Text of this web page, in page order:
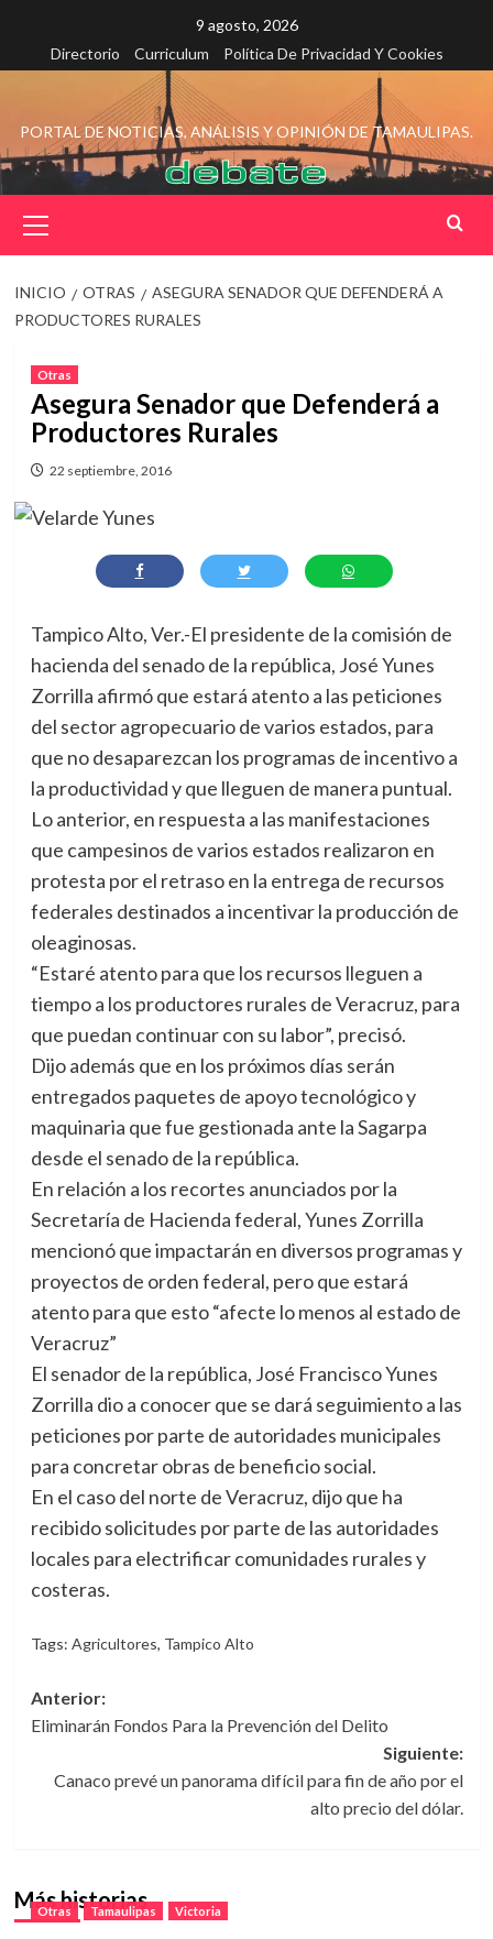
contenido
9 agosto, 2026
Directorio
Curriculum Política De Privacidad Y Cookies
PORTAL DE NOTICIAS, ANÁLISIS Y OPINIÓN DE TAMAULIPAS.
principal
INICIO OTRAS
ASEGURA SENADOR QUE DEFENDERÁ A
PRODUCTORES RURALES
Otras
Asegura Senador que Defenderá a
Productores Rurales
22 septiembre, 2016
Tampico Alto, Ver.-El presidente de la comisión de
hacienda del senado de la república, José Yunes
Zorrilla afirmó que estará atento a las peticiones
del sector agropecuario de varios estados, para
que no desaparezcan los programas de incentivo a
la productividad y que lleguen de manera puntual.
Lo anterior, en respuesta a las manifestaciones
que campesinos de varios estados realizaron en
protesta por el retraso en la entrega de recursos
federales destinados a incentivar la producción de
oleaginosas.
“Estaré atento para que los recursos lleguen a
tiempo a los productores rurales de Veracruz, para
que puedan continuar con su labor”, precisó.
Dijo además que en los próximos días serán
entregados paquetes de apoyo tecnológico y
maquinaria que fue gestionada ante la Sagarpa
desde el senado de la república.
En relación a los recortes anunciados por la
Secretaría de Hacienda federal, Yunes Zorrilla
mencionó que impactarán en diversos programas y
proyectos de orden federal, pero que estará
atento para que esto “afecte lo menos al estado de
Veracruz”
El senador de la república, José Francisco Yunes
Zorrilla dio a conocer que se dará seguimiento a las
peticiones por parte de autoridades municipales
para concretar obras de beneficio social.
En el caso del norte de Veracruz, dijo que ha
recibido solicitudes por parte de las autoridades
locales para electrificar comunidades rurales y
costeras.
Tags: Agricultores, Tampico Alto
Navegación
de
entradas
Anterior:
Eliminarán Fondos Para la Prevención del Delito
Siguiente:
Canaco prevé un panorama difícil para fin de año por el
alto precio del dólar.
Más historias
Otras Tamaulipas Victoria